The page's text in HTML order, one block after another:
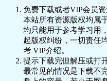
_1.mp4 24.87MB
14-AI视频创作：全流
52.47MB
15-AI职场办公：智能
_1.mp4 18.52MB
16-AI高效制定日计划
的职场人_1.mp4
17-智能AI 思维导图梦
免费下载或者VIP会员
本站所有资源版权均属
均只能用于参考学习用
起版权纠纷，一切责任
考 VIP介绍。
提示下载完但解压或打
最常见的情况是下载不